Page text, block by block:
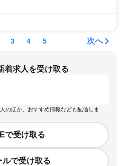
3 4 5 次へ
着求人を受け取る
のほか、おすすめ情報なども配信しま
で受け取る
ルで受け取る